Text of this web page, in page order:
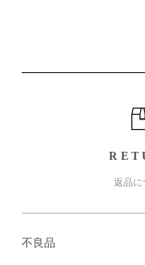
返品に
不良品